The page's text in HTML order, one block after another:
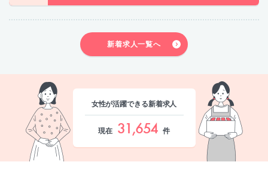
新着求人一覧へ
女性が活躍できる新着求人
現在 31,654 件